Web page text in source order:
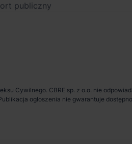
publiczny
Cywilnego. CBRE sp. z o.o. nie
ogłoszenia nie gwarantuje